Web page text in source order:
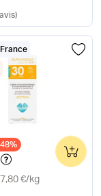
)
€/ kg
0